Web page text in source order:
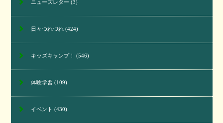
ニューズレター (3)
日々つれづれ(424)
キッズキャンプ！ (546)
体験学習 (109)
イベント (430)